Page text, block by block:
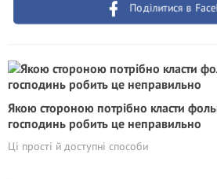
Поділитися в
Якою стороною потрібно класти
господинь робить це неправильно
Ці прості й доступні способи